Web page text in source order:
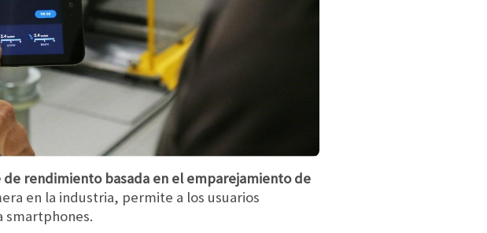
rendimiento basada en el emparejamiento de
en la industria, permite a los usuarios
smartphones.